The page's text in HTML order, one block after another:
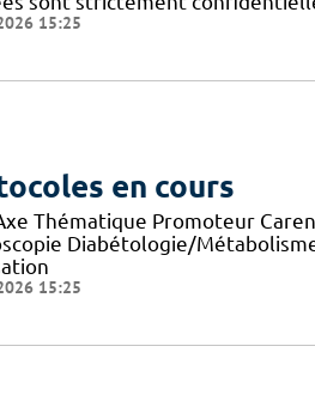
15:25
en cours
Thématique Promoteur
Diabétologie/
15:25